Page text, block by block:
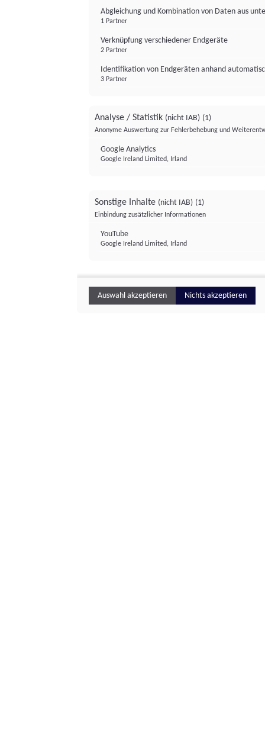
Abgleichung und Kombination von Daten aus
1 Partner
Verknüpfung verschiedener Endgeräte
2 Partner
Identifikation von Endgeräten anhand
3 Partner
Analyse / Statistik (nicht IAB) (1)
Anonyme Auswertung zur Fehlerbehebung und
Google Analytics
Google Ireland Limited, Irland
Sonstige Inhalte (nicht IAB) (1)
Einbindung zusätzlicher Informationen
YouTube
Google Ireland Limited, Irland
Auswahl akzeptieren Nichts akzeptieren